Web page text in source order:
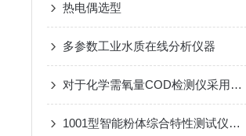
热电偶选型
多参数工业水质在线分析仪器
对于化学需氧量COD检测仪采用的特点详细分析报告
1001型智能粉体综合特性测试仪在稀土行业的应用